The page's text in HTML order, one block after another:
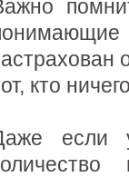
кто
если